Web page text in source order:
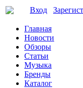
Вход
Главная
Новости
Обзоры
Статьи
Музыка
Бренды
Каталог